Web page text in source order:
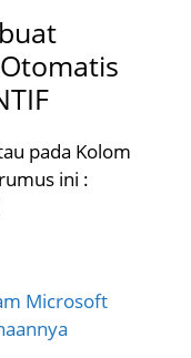
pada Kolom
ini :
Microsoft